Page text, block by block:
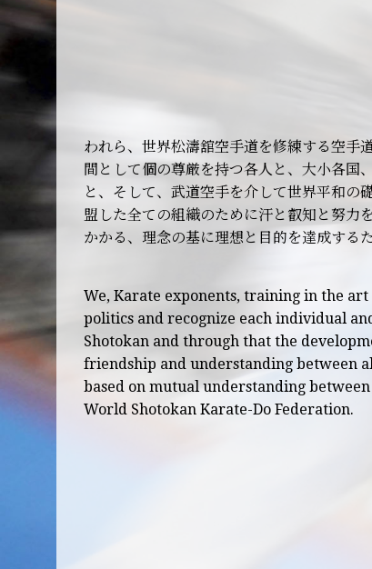
われら、世界松濤舘空手道を修練する空手
間として個の尊厳を持つ各人と、大小各国
と、そして、武道空手を介して世界平和の
盟した全ての組織のために汗と叡知と努力
かかる、理念の基に理想と目的を達成する
We, Karate exponents, training in the
politics and recognize each individual
Shotokan and through that the
friendship and understanding between
based on mutual understanding
World Shotokan Karate-Do Federation.